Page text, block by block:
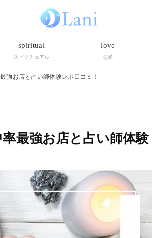
spiritual
スピリチュアル
love
恋愛
強お店と占い師体験レポ口コミ！
最強お店と占い師体験